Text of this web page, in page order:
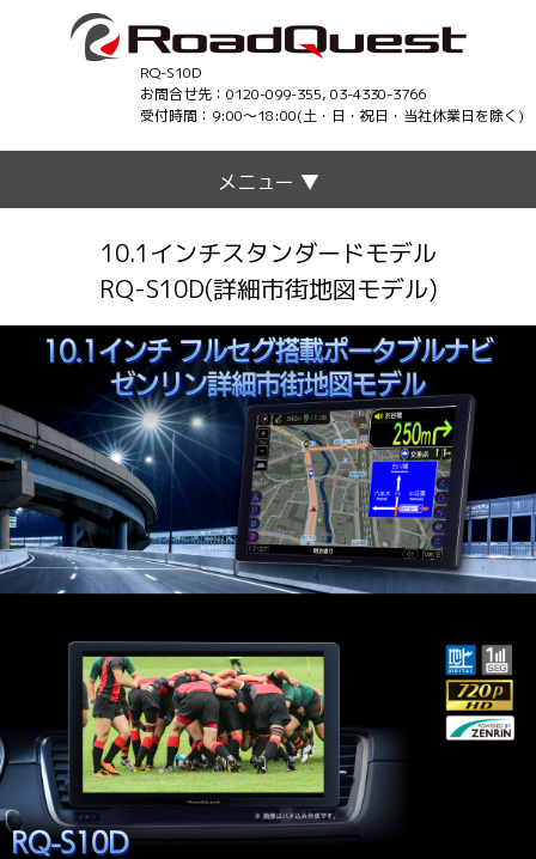
RQ-S10D
お問合せ先：0120-099-355, 03-4330-3766
受付時間：9:00〜18:00(土・日・祝日・当社休業日を除く)
メニュー ▼
10.1インチスタンダードモデル
RQ-S10D(詳細市街地図モデル)